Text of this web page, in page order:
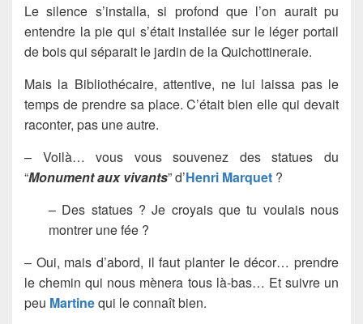
Le silence s’installa, si profond que l’on aurait pu
entendre la pie qui s’était installée sur le léger portail
de bois qui séparait le jardin de la Quichottineraie.
Mais la Bibliothécaire, attentive, ne lui laissa pas le
temps de prendre sa place. C’était bien elle qui devait
raconter, pas une autre.
– Voilà… vous vous souvenez des statues du
“Monument aux vivants” d’Henri Marquet ?
– Des statues ? Je croyais que tu voulais nous
montrer une fée ?
– Oui, mais d’abord, il faut planter le décor… prendre
le chemin qui nous mènera tous là-bas… Et suivre un
peu Martinequi le connaît bien.